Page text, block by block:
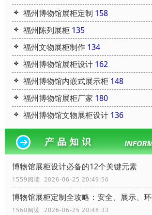
福州博物馆展柜定制 158
福州陈列展柜 135
福州文物展柜制作 134
福州博物馆展柜设计 162
福州博物馆内嵌式展示柜 148
福州博物馆展柜厂家 180
福州博物馆文物展柜设计 136
博物馆展柜设计必备的12个关键元素
1559阅读 2026-06-25 20:49:56
博物馆展柜定制全攻略：安全、展示、
1560阅读 2026-06-25 20:48:33